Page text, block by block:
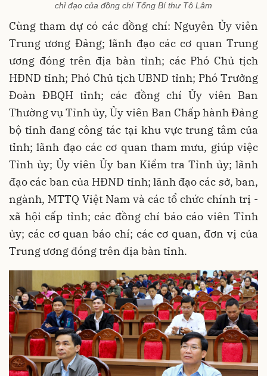
chỉ đạo của đồng chí Tổng Bí thư Tô Lâm
Cùng tham dự có các đồng chí: Nguyên Ủy viên
Trung ương Đảng; lãnh đạo các cơ quan Trung
ương đóng trên địa bàn tỉnh; các Phó Chủ tịch
HĐND tỉnh; Phó Chủ tịch UBND tỉnh; Phó Trưởng
Đoàn ĐBQH tỉnh; các đồng chí Ủy viên Ban
Thường vụ Tỉnh ủy, Ủy viên Ban Chấp hành Đảng
bộ tỉnh đang công tác tại khu vực trung tâm của
tỉnh; lãnh đạo các cơ quan tham mưu, giúp việc
Tỉnh ủy; Ủy viên Ủy ban Kiểm tra Tỉnh ủy; lãnh
đạo các ban của HĐND tỉnh; lãnh đạo các sở, ban,
ngành, MTTQ Việt Nam và các tổ chức chính trị -
xã hội cấp tỉnh; các đồng chí báo cáo viên Tỉnh
ủy; các cơ quan báo chí; các cơ quan, đơn vị của
Trung ương đóng trên địa bàn tỉnh.